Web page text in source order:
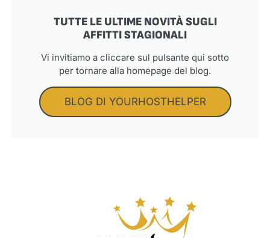
TUTTE LE ULTIME NOVITÀ SUGLI
AFFITTI STAGIONALI
Vi invitiamo a cliccare sul pulsante qui sotto
per tornare alla homepage del blog.
BLOG DI YOURHOSTHELPER